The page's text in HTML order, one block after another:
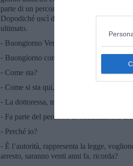
parte di un percorso riabilitativo di
Dopodiché uscì dalla saletta insieme alla
ultimato.
⁃ Buongiorno Vera.
⁃ Buongiorno commissario, è venuto a
⁃ Come sta?
⁃ Come si sta qui, però bene.
⁃ La dottoressa, mi ha detto che è lei che
⁃ Fa parte del percorso di riabilitazione,
⁃ Perché io?
⁃ È l’autorità, rappresenta la legge,
arresto, saranno venti anni fa, ricorda?